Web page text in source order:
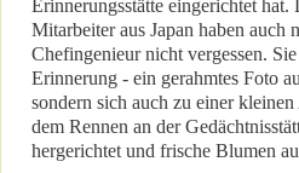
Erinnerungsstätte eingerichtet
Mitarbeiter aus Japan haben auch
Chefingenieur nicht vergessen.
Erinnerung - ein gerahmtes Foto
sondern sich auch zu einer
dem Rennen an der
hergerichtet und frische Blumen